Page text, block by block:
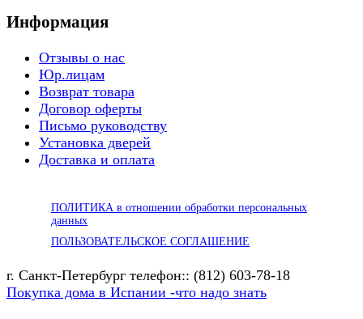
Информация
Отзывы о нас
Юр.лицам
Возврат товара
Договор оферты
Письмо руководству
Установка дверей
Доставка и оплата
ПОЛИТИКА в отношении обработки персональных
данных
ПОЛЬЗОВАТЕЛЬСКОЕ СОГЛАШЕНИЕ
г. Санкт-Петербург телефон:: (812) 603-78-18
Покупка дома в Испании -что надо знать